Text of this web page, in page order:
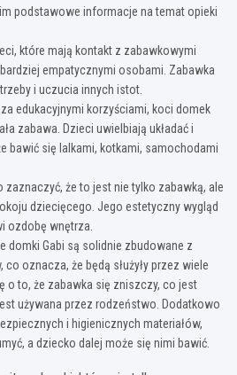
podstawowe informacje na temat opieki
które mają kontakt z zabawkowymi
empatycznymi osobami. Zabawka
i uczucia innych istot.
edukacyjnymi korzyściami, koci domek
zabawa. Dzieci uwielbiają układać i
bawić się lalkami, kotkami, samochodami
zaznaczyć, że to jest nie tylko zabawką, ale
dziecięcego. Jego estetyczny wygląd
ozdobę wnętrza.
domki Gabi są solidnie zbudowane z
co oznacza, że ​​będą służyły przez wiele
o to, że zabawka się zniszczy, co jest
używana przez rodzeństwo. Dodatkowo
i higienicznych materiałów,
a dziecko dalej może się nimi bawić.